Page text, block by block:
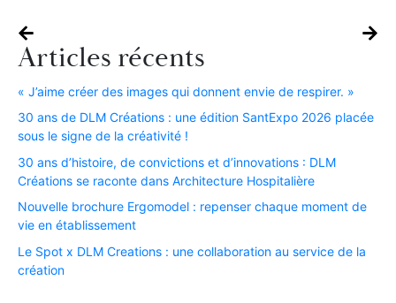
Articles récents
« J’aime créer des images qui donnent envie de respirer. »​
30 ans de DLM Créations : une édition SantExpo 2026 placée
sous le signe de la créativité !​
30 ans d’histoire, de convictions et d’innovations : DLM
Créations se raconte dans Architecture Hospitalière​
Nouvelle brochure Ergomodel : repenser chaque moment de
vie en établissement ​
Le Spot x DLM Creations : une collaboration au service de la
création​